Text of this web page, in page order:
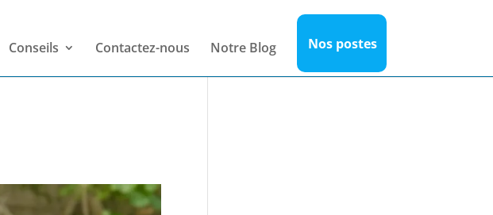
Conseils Contactez-nous Notre Blog Nos postes